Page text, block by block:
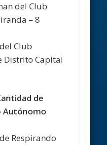
del Club
– 8
Club
Distrito Capital
de
Autónomo
Respirando